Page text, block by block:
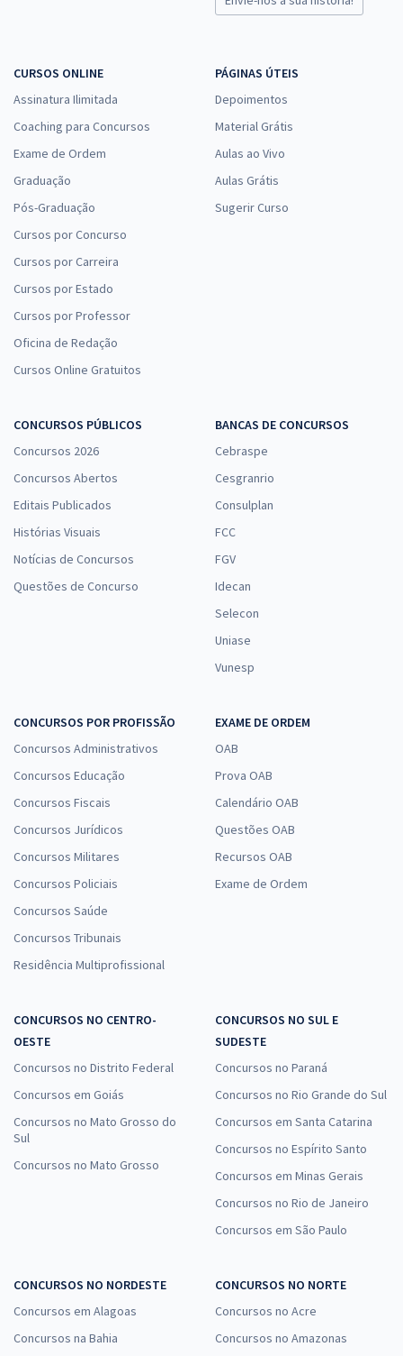
CURSOS ONLINE
Assinatura Ilimitada
Coaching para Concursos
Exame de Ordem
Graduação
Pós-Graduação
Cursos por Concurso
Cursos por Carreira
Cursos por Estado
Cursos por Professor
Oficina de Redação
Cursos Online Gratuitos
PÁGINAS ÚTEIS
Depoimentos
Material Grátis
Aulas ao Vivo
Aulas Grátis
Sugerir Curso
CONCURSOS PÚBLICOS
Concursos 2026
Concursos Abertos
Editais Publicados
Histórias Visuais
Notícias de Concursos
Questões de Concurso
BANCAS DE CONCURSOS
Cebraspe
Cesgranrio
Consulplan
FCC
FGV
Idecan
Selecon
Uniase
Vunesp
CONCURSOS POR PROFISSÃO
Concursos Administrativos
Concursos Educação
Concursos Fiscais
Concursos Jurídicos
Concursos Militares
Concursos Policiais
Concursos Saúde
Concursos Tribunais
Residência Multiprofissional
EXAME DE ORDEM
OAB
Prova OAB
Calendário OAB
Questões OAB
Recursos OAB
Exame de Ordem
CONCURSOS NO CENTRO-
OESTE
Concursos no Distrito Federal
Concursos em Goiás
Concursos no Mato Grosso do
Sul
Concursos no Mato Grosso
CONCURSOS NO SUL E
SUDESTE
Concursos no Paraná
Concursos no Rio Grande do Sul
Concursos em Santa Catarina
Concursos no Espírito Santo
Concursos em Minas Gerais
Concursos no Rio de Janeiro
Concursos em São Paulo
CONCURSOS NO NORDESTE
Concursos em Alagoas
Concursos na Bahia
CONCURSOS NO NORTE
Concursos no Acre
Concursos no Amazonas